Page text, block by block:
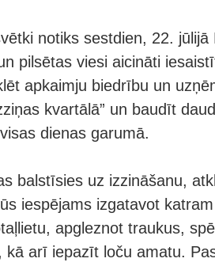
notiks sestdien, 22.
pilsētas viesi aicināti
apkaimju biedrību un
kvartālā” un baudīt
dienas garumā.
balstīsies uz izzināšanu,
iespējams izgatavot
apgleznot traukus,
kā arī iepazīt loču amatu.